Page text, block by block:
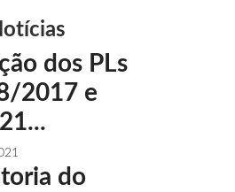
dos PLs
2017 e
do